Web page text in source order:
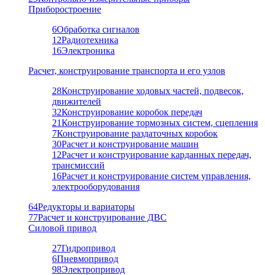
Приборостроение
6Обработка сигналов
12Радиотехника
16Электроника
Расчет, конструирование транспорта и его узлов
28Конструирование ходовых частей, подвесок,
движителей
32Конструирование коробок передач
21Конструирование тормозных систем, сцепления
7Конструирование раздаточных коробок
30Расчет и конструирование машин
12Расчет и конструирование карданных передач,
трансмиссий
16Расчет и конструирование систем управления,
электрооборудования
64Редукторы и вариаторы
77Расчет и конструирование ДВС
Силовой привод
27Гидропривод
6Пневмопривод
98Электропривод